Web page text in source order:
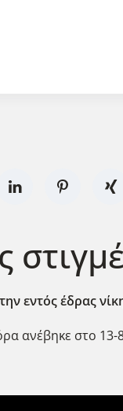
εντός έδρας
ανέβηκε στο